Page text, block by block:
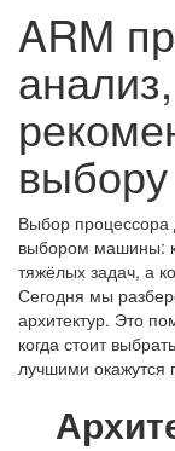
ARM
выбору
Выбор
выбором машины:
тяжёлых задач, а
Сегодня мы
архитектур. Это
когда стоит
лучшими окажутся